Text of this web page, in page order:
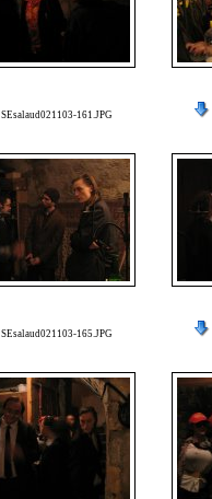
SEsalaud021103-161.JPG
SEsalaud021103-165.JPG